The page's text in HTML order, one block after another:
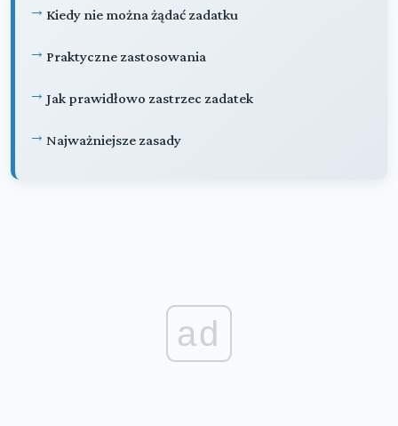
Kiedy nie można żądać zadatku
Praktyczne zastosowania
Jak prawidłowo zastrzec zadatek
Najważniejsze zasady
ad